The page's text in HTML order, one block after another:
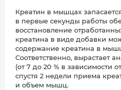
Креатин в мышцах
в первые секунды работы
восстановление
креатина в виде добавки
содержание креатина в
Соответственно, вырастает
(от 7 до 20 % в зависимости
спустя 2 недели приема
и объем мышц.